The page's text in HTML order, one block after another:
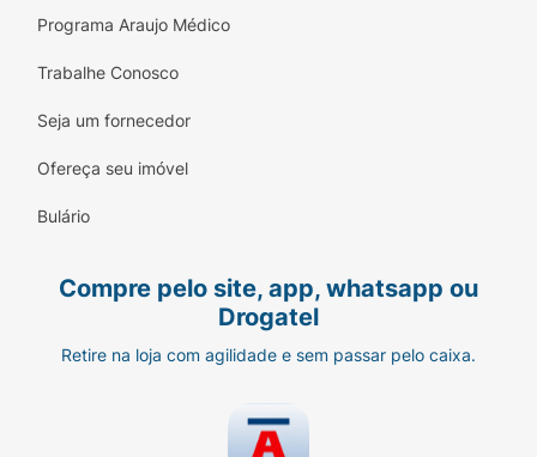
Programa Araujo Médico
Trabalhe Conosco
Seja um fornecedor
Ofereça seu imóvel
Bulário
Compre pelo site, app, whatsapp ou
Drogatel
Retire na loja com agilidade e sem passar pelo caixa.